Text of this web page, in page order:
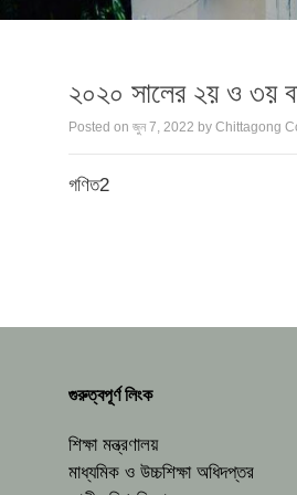
২০২০ সালের ২য় ও ৩য়
Posted on জুন 7, 2022 by Chittagong
গণিত2
গুরুত্বপূর্ণ লিংক
শিক্ষা মন্ত্রণালয়
মাধ্যমিক ও উচ্চশিক্ষা অধিদপ্তর